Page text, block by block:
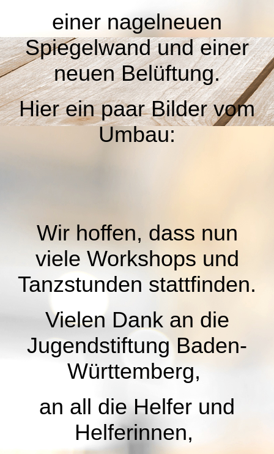
einer nagelneuen
Spiegelwand und einer
neuen Belüftung.
Hier ein paar Bilder vom
Umbau:
Wir hoffen, dass nun
viele Workshops und
Tanzstunden stattfinden.
Vielen Dank an die
Jugendstiftung Baden-
Württemberg,
an all die Helfer und
Helferinnen,